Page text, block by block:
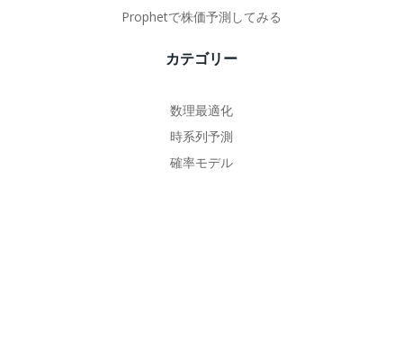
Prophetで株価予測してみる
カテゴリー
数理最適化
時系列予測
確率モデル